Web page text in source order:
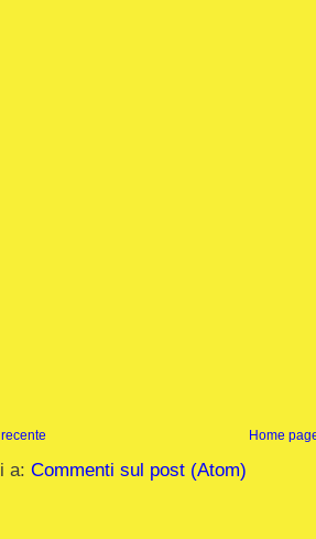
Home
a: Commenti sul post (Atom)